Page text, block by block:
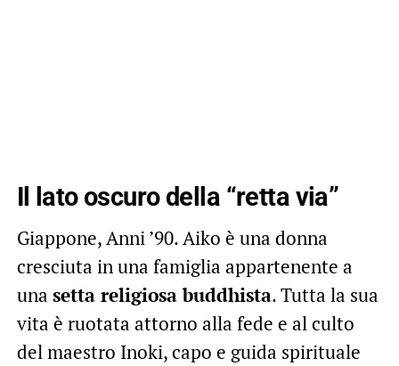
Il lato oscuro della “retta via”
Giappone, Anni ’90. Aiko è una donna
cresciuta in una famiglia appartenente a
una setta religiosa buddhista. Tutta la sua
vita è ruotata attorno alla fede e al culto
del maestro Inoki, capo e guida spirituale